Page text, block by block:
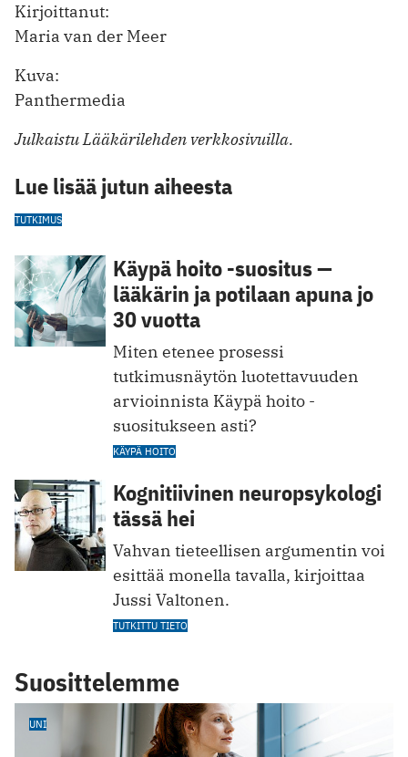
Kirjoittanut:
Maria van der Meer
Kuva:
Panthermedia
Julkaistu Lääkärilehden verkkosivuilla.
Lue lisää jutun aiheesta
TUTKIMUS
Käypä hoito -suositus —
lääkärin ja potilaan apuna jo
30 vuotta
Miten etenee prosessi
tutkimusnäytön luotettavuuden
arvioinnista Käypä hoito -
suositukseen asti?
KÄYPÄ HOITO
Kognitiivinen neuropsykologi
tässä hei
Vahvan tieteellisen argumentin voi
esittää monella tavalla, kirjoittaa
Jussi Valtonen.
TUTKITTU TIETO
Suosittelemme
UNI